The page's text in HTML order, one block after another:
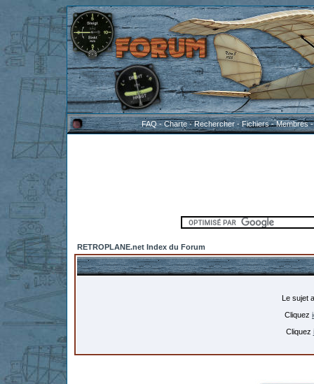
FAQ-Charte-Rechercher-Fichiers-Membres
RETROPLANE.net Index du Forum
Le sujet
Cliquez
Cliquez